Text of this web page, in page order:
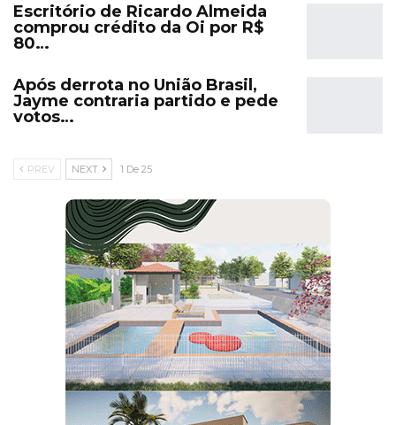
Escritório de Ricardo Almeida
comprou crédito da Oi por R$
80…
Após derrota no União Brasil,
Jayme contraria partido e pede
votos…
PREV NEXT 1 De 25